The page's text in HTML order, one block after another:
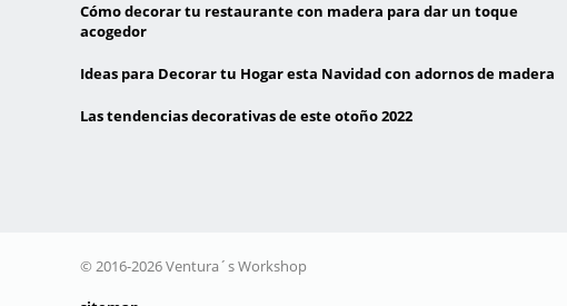
Cómo decorar tu restaurante con madera para dar un toque
acogedor
Ideas para Decorar tu Hogar esta Navidad con adornos de madera
Las tendencias decorativas de este otoño 2022
© 2016-2026 Ventura´s Workshop